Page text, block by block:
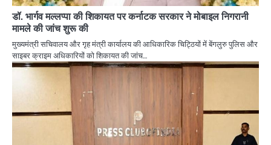
डॉ. भार्गव मल्लप्पा की शिकायत पर कर्नाटक सरकार ने मोबाइल निगरानी
मामले की जांच शुरू की
मुख्यमंत्री सचिवालय और गृह मंत्री कार्यालय की आधिकारिक चिट्ठियों में बेंगलुरु पुलिस और
साइबर क्राइम अधिकारियों को शिकायत की जांच…